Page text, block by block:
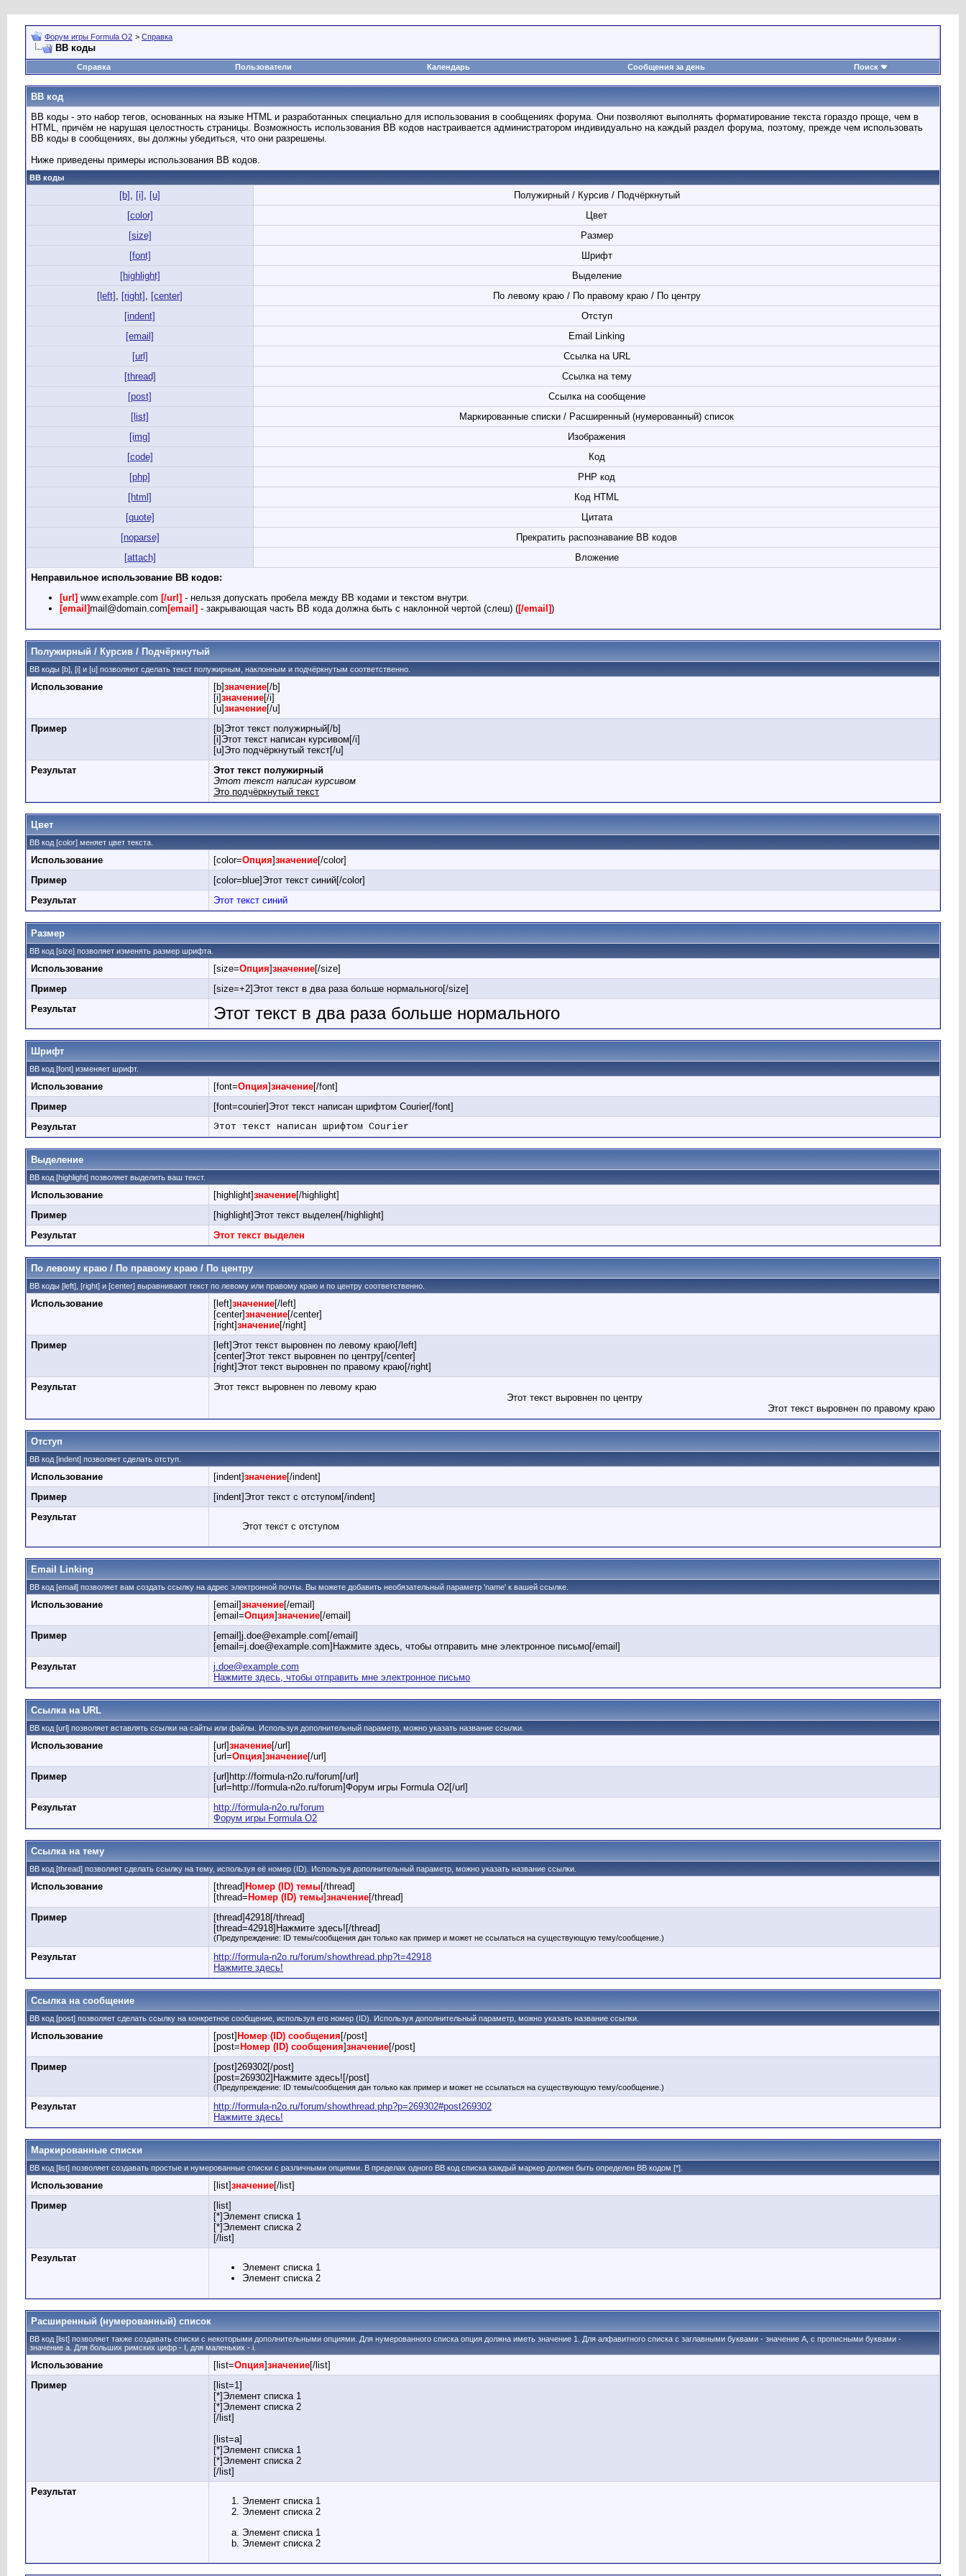
Форум игры Formula O2 > Справка
BB коды
Справка Пользователи Календарь Сообщения за день Поиск
BB код
BB коды - это набор тегов, основанных на языке HTML и разработанных специально для использования в сообщениях форума. Они позволяют выполнять форматирование текста гораздо проще, чем в
HTML, причём не нарушая целостность страницы. Возможность использования BB кодов настраивается администратором индивидуально на каждый раздел форума, поэтому, прежде чем использовать
BB коды в сообщениях, вы должны убедиться, что они разрешены.
Ниже приведены примеры использования BB кодов.
BB коды
[b] , [i] , [u]
Полужирный / Курсив / Подчёркнутый
[color]
Цвет
[size]
Размер
[font]
Шрифт
[highlight]
Выделение
[left] , [right] , [center]
По левому краю / По правому краю / По центру
[indent]
Отступ
[email]
Email Linking
[url]
Ссылка на URL
[thread]
Ссылка на тему
[post]
Ссылка на сообщение
[list]
Маркированные списки / Расширенный (нумерованный) список
[img]
Изображения
[code]
Код
[php]
PHP код
[html]
Код HTML
[quote]
Цитата
[noparse]
Прекратить распознавание BB кодов
[attach]
Вложение
Неправильное использование BB кодов:
[url] www.example.com [/url] - нельзя допускать пробела между BB кодами и текстом внутри.
[email]mail@domain.com [email] - закрывающая часть BB кода должна быть с наклонной чертой (слеш) ([/email])
Полужирный / Курсив / Подчёркнутый
BB коды [b], [i] и [u] позволяют сделать текст полужирным, наклонным и подчёркнутым соответственно.
Использование [b]значение[/b]
[i]значение[/i]
[u]значение[/u]
Пример
[b]Этот текст полужирный[/b]
[i]Этот текст написан курсивом[/i]
[u]Это подчёркнутый текст[/u]
Результат
Этот текст полужирный
Этот текст написан курсивом
Это подчёркнутый текст
Цвет
BB код [color] меняет цвет текста.
Использование [color=Опция]значение[/color]
Пример
[color=blue]Этот текст синий[/color]
Результат
Этот текст синий
Размер
BB код [size] позволяет изменять размер шрифта.
Использование [size=Опция]значение[/size]
Пример
[size=+2]Этот текст в два раза больше нормального[/size]
Результат
Этот текст в два раза больше нормального
Шрифт
BB код [font] изменяет шрифт.
Использование [font=Опция]значение[/font]
Пример
[font=courier]Этот текст написан шрифтом Courier[/font]
Результат
Этот текст написан шрифтом Courier
Выделение
BB код [highlight] позволяет выделить ваш текст.
Использование [highlight]значение[/highlight]
Пример
[highlight]Этот текст выделен[/highlight]
Результат
Этот текст выделен
По левому краю / По правому краю / По центру
BB коды [left], [right] и [center] выравнивают текст по левому или правому краю и по центру соответственно.
Использование [left]значение[/left]
[center]значение[/center]
[right]значение[/right]
Пример
[left]Этот текст выровнен по левому краю[/left]
[center]Этот текст выровнен по центру[/center]
[right]Этот текст выровнен по правому краю[/right]
Результат
Этот текст выровнен по левому краю
Этот текст выровнен по центру
Этот текст выровнен по правому краю
Отступ
BB код [indent] позволяет сделать отступ.
Использование [indent]значение[/indent]
Пример
[indent]Этот текст с отступом[/indent]
Результат
Этот текст с отступом
Email Linking
BB код [email] позволяет вам создать ссылку на адрес электронной почты. Вы можете добавить необязательный параметр 'name' к вашей ссылке.
Использование [email]значение[/email]
[email=Опция]значение[/email]
Пример
[email]j.doe@example.com[/email]
[email=j.doe@example.com]Нажмите здесь, чтобы отправить мне электронное письмо[/email]
Результат
j.doe@example.com
Нажмите здесь, чтобы отправить мне электронное письмо
Ссылка на URL
BB код [url] позволяет вставлять ссылки на сайты или файлы. Используя дополнительный параметр, можно указать название ссылки.
Использование [url]значение[/url]
[url=Опция]значение[/url]
Пример
[url]http://formula-n2o.ru/forum[/url]
[url=http://formula-n2o.ru/forum]Форум игры Formula O2[/url]
Результат
http://formula-n2o.ru/forum
Форум игры Formula O2
Ссылка на тему
BB код [thread] позволяет сделать ссылку на тему, используя её номер (ID). Используя дополнительный параметр, можно указать название ссылки.
Использование [thread] Номер (ID) темы[/thread]
[thread= Номер (ID) темы]значение[/thread]
Пример
[thread]42918[/thread]
[thread=42918]Нажмите здесь![/thread]
(Предупреждение: ID темы/сообщения дан только как пример и может не ссылаться на существующую тему/сообщение.)
Результат
http://formula-n2o.ru/forum/showthread.php?t=42918
Нажмите здесь!
Ссылка на сообщение
BB код [post] позволяет сделать ссылку на конкретное сообщение, используя его номер (ID). Используя дополнительный параметр, можно указать название ссылки.
Использование [post] Номер (ID) сообщения [/post]
[post= Номер (ID) сообщения]значение[/post]
Пример
[post]269302[/post]
[post=269302]Нажмите здесь![/post]
(Предупреждение: ID темы/сообщения дан только как пример и может не ссылаться на существующую тему/сообщение.)
Результат
http://formula-n2o.ru/forum/showthread.php?p=269302#post269302
Нажмите здесь!
Маркированные списки
BB код [list] позволяет создавать простые и нумерованные списки с различными опциями. В пределах одного BB код списка каждый маркер должен быть определен BB кодом [*].
Использование [list]значение[/list]
Пример
[list]
[*]Элемент списка 1
[*]Элемент списка 2
[/list]
Результат
Элемент списка 1
Элемент списка 2
Расширенный (нумерованный) список
BB код [list] позволяет также создавать списки с некоторыми дополнительными опциями. Для нумерованного списка опция должна иметь значение 1. Для алфавитного списка с заглавными буквами - значение A, с прописными буквами -
значение а. Для больших римских цифр - I, для маленьких - i.
Использование [list=Опция]значение[/list]
Пример
[list=1]
[*]Элемент списка 1
[*]Элемент списка 2
[/list]
[list=a]
[*]Элемент списка 1
[*]Элемент списка 2
[/list]
Результат
Элемент списка 1
Элемент списка 2
Элемент списка 1
Элемент списка 2